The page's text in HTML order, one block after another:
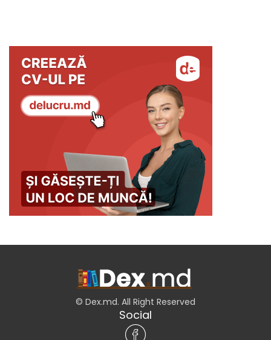
© Dex.md. All Right Reserved
Social